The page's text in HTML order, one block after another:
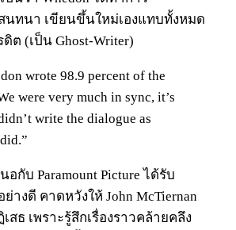
นทนา เขียนขึ้นใหม่เองแทบทั้งหมด
ต (เป็น Ghost-Writer)
wrote 98.9 percent of the
were very much in sync, it’s
write the dialogue as
อกับ Paramount Picture ได้รับ
างดี คาดหวังให้ John McTiernan
สธ เพราะรู้สึกเรื่องราวคล้ายคลึง